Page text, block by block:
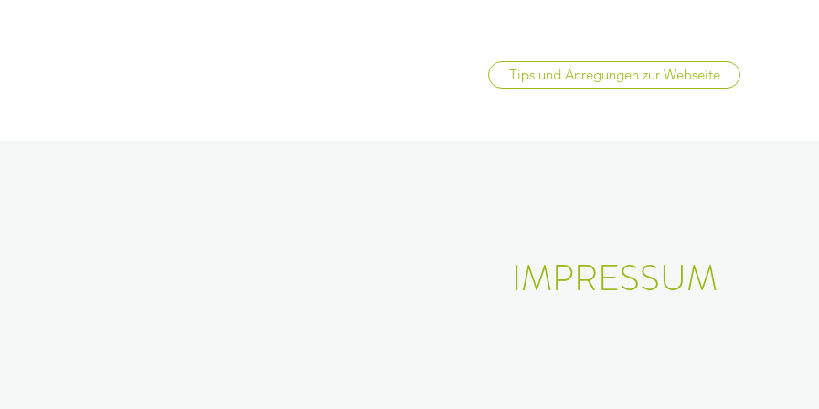
Tips und Anregungen zur Webseite
IMPRESSUM